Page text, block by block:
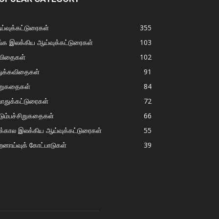
355
இலக்கிய ஆய்வுக்கட்டுரைகள்
103
102
91
84
72
66
இலக்கிய ஆய்வுக்கட்டுரைகள்
55
கோட்பாடுகள்
39